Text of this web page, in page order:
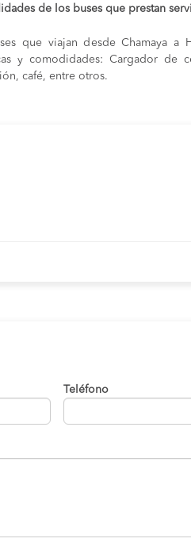
de los buses que prestan
que viajan desde Chamaya a
y comodidades: Cargador de
café, entre otros.
Teléfono